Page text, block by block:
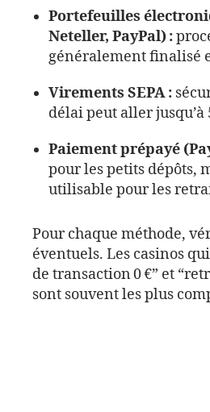
Portefeuilles
Neteller, PayPal) :
généralement finalisé
Virements SEPA :
délai peut aller jusqu’à
Paiement prépayé
pour les petits dépôts,
utilisable pour les
Pour chaque méthode,
éventuels. Les casinos
de transaction 0 €” et
sont souvent les plus